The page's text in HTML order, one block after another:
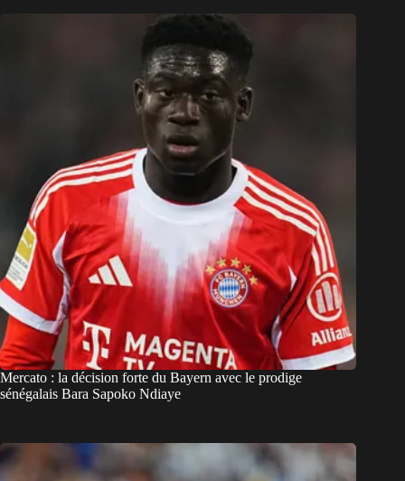
Mercato : la décision forte du Bayern avec le prodige
sénégalais Bara Sapoko Ndiaye